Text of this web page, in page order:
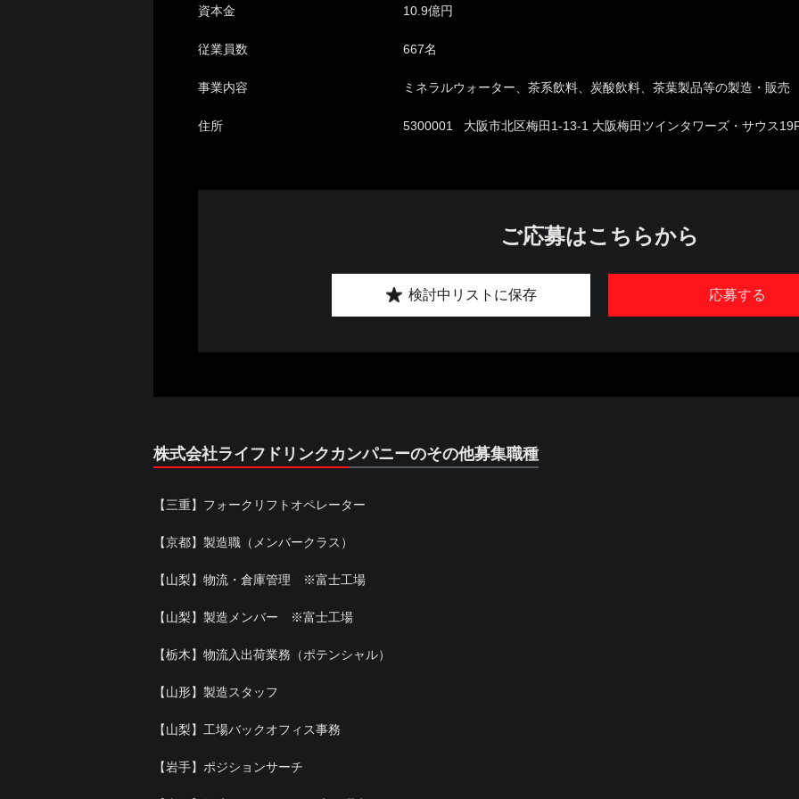
資本金 10.9億円
従業員数 667名
事業内容 ミネラルウォーター、茶系飲料、炭酸飲料、茶葉製品等の製造・販売
住所 5300001 大阪市北区梅田1-13-1 大阪梅田ツインタワーズ・サウス
ご応募はこちらから
応募する
検討中リストに保存
株式会社ライフドリンクカンパニーのその他募集職種
【三重】フォークリフトオペレーター
【京都】製造職（メンバークラス）
【山梨】物流・倉庫管理 ※富士工場
【山梨】製造メンバー ※富士工場
【栃木】物流入出荷業務（ポテンシャル）
【山形】製造スタッフ
【山梨】工場バックオフィス事務
【岩手】ポジションサーチ